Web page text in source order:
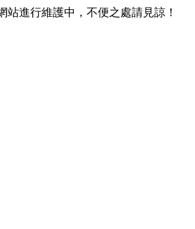
站進行維護中，不便之處請見諒！